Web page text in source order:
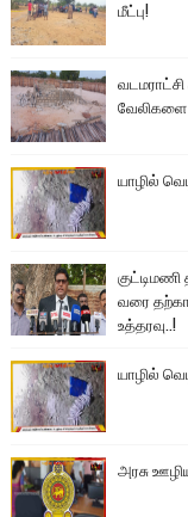
மீட்பு!
வேலிகளை
யாழில்
வரை
உத்தரவு..!
யாழில்
அரசு